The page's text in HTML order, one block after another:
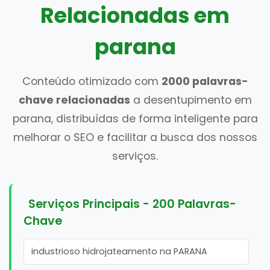
Relacionadas em
parana
Conteúdo otimizado com 2000 palavras-
chave relacionadas a desentupimento em
parana, distribuídas de forma inteligente para
melhorar o SEO e facilitar a busca dos nossos
serviços.
Serviços Principais - 200 Palavras-
Chave
industrioso hidrojateamento na PARANA